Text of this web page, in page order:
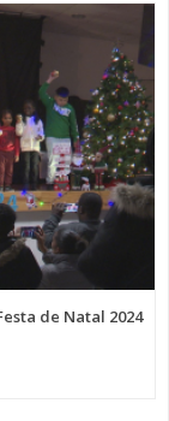
de Natal 2024